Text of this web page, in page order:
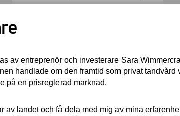
av entreprenör och investerare Sara
handlade om den framtid som privat
på en prisreglerad marknad.
av landet och få dela med mig av mina